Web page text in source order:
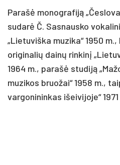
Parašė monografiją
sudarė Č. Sasnausko
„Lietuviška muzika“ 1950
originalių dainų rinkinį
1964 m., parašė studiją
muzikos bruožai“ 1958 m.,
vargonininkas išeivijoje“